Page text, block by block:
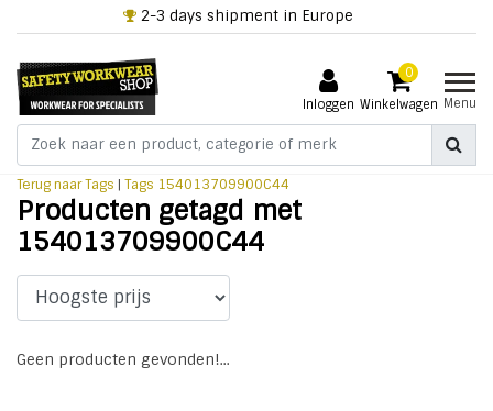
2-3 days shipment in Europe
Inloggen
0
Winkelwagen Menu
Terug naar Tags | Tags 154013709900C44
Producten getagd met
154013709900C44
Geen producten gevonden!...